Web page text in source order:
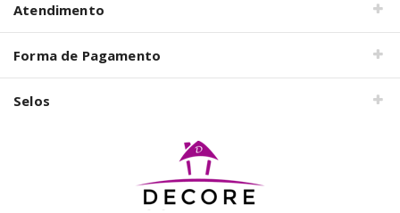
Atendimento
Forma de Pagamento
Selos